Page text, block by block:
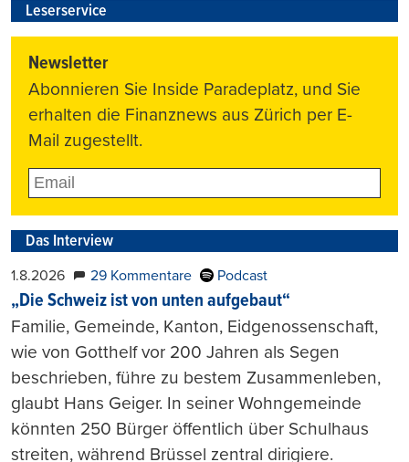
Leserservice
Newsletter
Abonnieren Sie Inside Paradeplatz, und Sie
erhalten die Finanznews aus Zürich per E-
Mail zugestellt.
Das Interview
1.8.2026 29 Kommentare Podcast
„Die Schweiz ist von unten aufgebaut“
Familie, Gemeinde, Kanton, Eidgenossenschaft,
wie von Gotthelf vor 200 Jahren als Segen
beschrieben, führe zu bestem Zusammenleben,
glaubt Hans Geiger. In seiner Wohngemeinde
könnten 250 Bürger öffentlich über Schulhaus
streiten, während Brüssel zentral dirigiere.